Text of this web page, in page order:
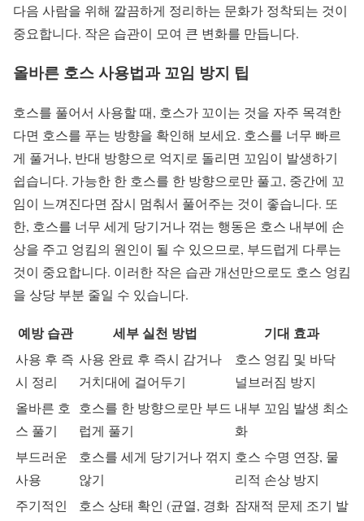
다음 사람을 위해 깔끔하게 정리하는 문화가 정착되는 것이
중요합니다. 작은 습관이 모여 큰 변화를 만듭니다.
올바른 호스 사용법과 꼬임 방지 팁
호스를 풀어서 사용할 때, 호스가 꼬이는 것을 자주 목격한
다면 호스를 푸는 방향을 확인해 보세요. 호스를 너무 빠르
게 풀거나, 반대 방향으로 억지로 돌리면 꼬임이 발생하기
쉽습니다. 가능한 한 호스를 한 방향으로만 풀고, 중간에 꼬
임이 느껴진다면 잠시 멈춰서 풀어주는 것이 좋습니다. 또
한, 호스를 너무 세게 당기거나 꺾는 행동은 호스 내부에 손
상을 주고 엉킴의 원인이 될 수 있으므로, 부드럽게 다루는
것이 중요합니다. 이러한 작은 습관 개선만으로도 호스 엉킴
을 상당 부분 줄일 수 있습니다.
예방 습관 세부 실천 방법 기대 효과
사용 후 즉
시 정리
사용 완료 후 즉시 감거나
거치대에 걸어두기
호스 엉킴 및 바닥
널브러짐 방지
올바른 호
스 풀기
호스를 한 방향으로만 부드
럽게 풀기
내부 꼬임 발생 최소
화
부드러운
사용
호스를 세게 당기거나 꺾지
않기
호스 수명 연장, 물
리적 손상 방지
주기적인
호스 상태 확인 (균열, 경화 잠재적 문제 조기 발